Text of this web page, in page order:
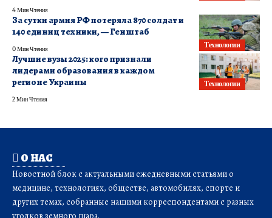
4 Мин Чтения
Технологии
За сутки армия РФ потеряла 870 солдат и
140 единиц техники, — Генштаб
0 Мин Чтения
Технологии
Лучшие вузы 2025: кого признали
лидерами образования в каждом
регионе Украины
2 Мин Чтения
О НАС
Новостной блок с актуальными ежедневными статьями о
медицине, технологиях, обществе, автомобилях, спорте и
других темах, собранные нашими корреспондентами с разных